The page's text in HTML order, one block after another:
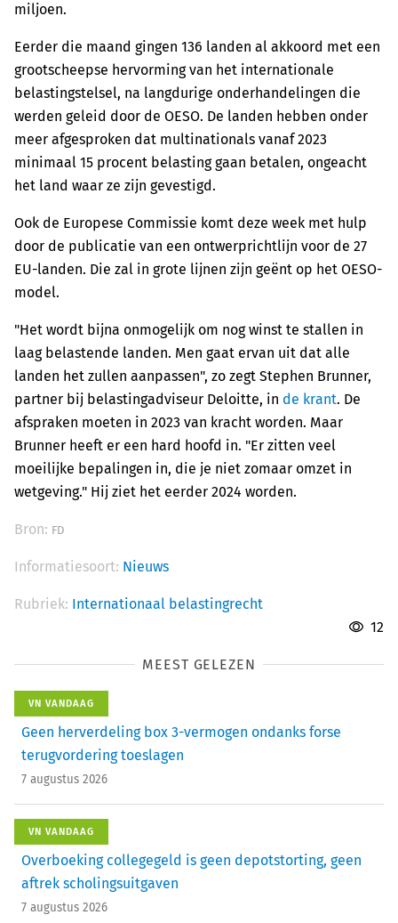
miljoen.
Eerder die maand gingen 136 landen al akkoord met een
grootscheepse hervorming van het internationale
belastingstelsel, na langdurige onderhandelingen die
werden geleid door de OESO. De landen hebben onder
meer afgesproken dat multinationals vanaf 2023
minimaal 15 procent belasting gaan betalen, ongeacht
het land waar ze zijn gevestigd.
Ook de Europese Commissie komt deze week met hulp
door de publicatie van een ontwerprichtlijn voor de 27
EU-landen. Die zal in grote lijnen zijn geënt op het OESO-
model.
"Het wordt bijna onmogelijk om nog winst te stallen in
laag belastende landen. Men gaat ervan uit dat alle
landen het zullen aanpassen", zo zegt Stephen Brunner,
partner bij belastingadviseur Deloitte, in de krant. De
afspraken moeten in 2023 van kracht worden. Maar
Brunner heeft er een hard hoofd in. "Er zitten veel
moeilijke bepalingen in, die je niet zomaar omzet in
wetgeving." Hij ziet het eerder 2024 worden.
Bron: FD
Informatiesoort: Nieuws
Rubriek: Internationaal belastingrecht
12
MEEST GELEZEN
VN VANDAAG
Geen herverdeling box 3-vermogen ondanks forse
terugvordering toeslagen
7 augustus 2026
VN VANDAAG
Overboeking collegegeld is geen depotstorting, geen
aftrek scholingsuitgaven
7 augustus 2026